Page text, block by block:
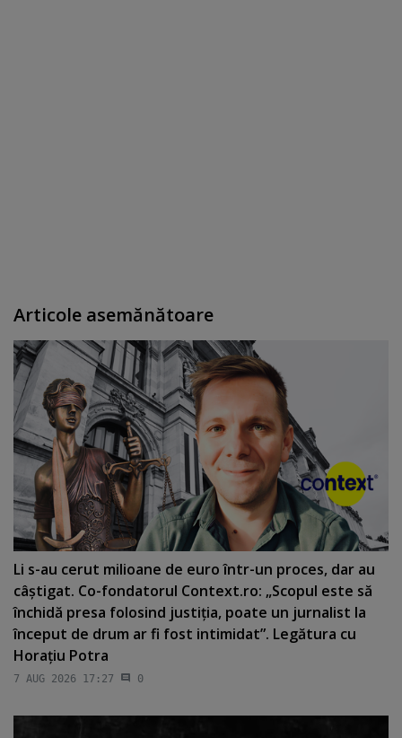
Articole asemănătoare
Li s-au cerut milioane de euro într-un proces, dar au
câştigat. Co-fondatorul Context.ro: „Scopul este să
închidă presa folosind justiţia, poate un jurnalist la
început de drum ar fi fost intimidat”. Legătura cu
Horaţiu Potra
7 AUG 2026 17:27 0